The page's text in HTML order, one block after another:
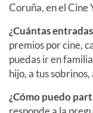
Coruña, en el Cine
¿Cuántas
premios por cine,
puedas ir en
hijo, a tus sobrinos,
¿Cómo puedo